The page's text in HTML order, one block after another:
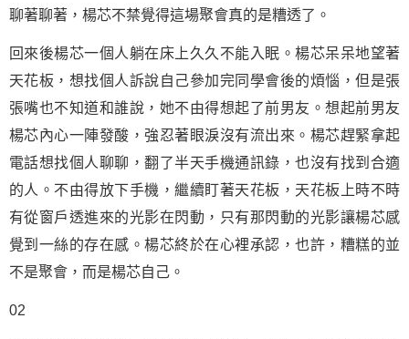
聊著聊著，楊芯不禁覺得這場聚會真的是糟透了。
回來後楊芯一個人躺在床上久久不能入眠。楊芯呆呆地望著
天花板，想找個人訴說自己參加完同學會後的煩惱，但是張
張嘴也不知道和誰說，她不由得想起了前男友。想起前男友
楊芯內心一陣發酸，強忍著眼淚沒有流出來。楊芯趕緊拿起
電話想找個人聊聊，翻了半天手機通訊錄，也沒有找到合適
的人。不由得放下手機，繼續盯著天花板，天花板上時不時
有從窗戶透進來的光影在閃動，只有那閃動的光影讓楊芯感
覺到一絲的存在感。楊芯終於在心裡承認，也許，糟糕的並
不是聚會，而是楊芯自己。
02